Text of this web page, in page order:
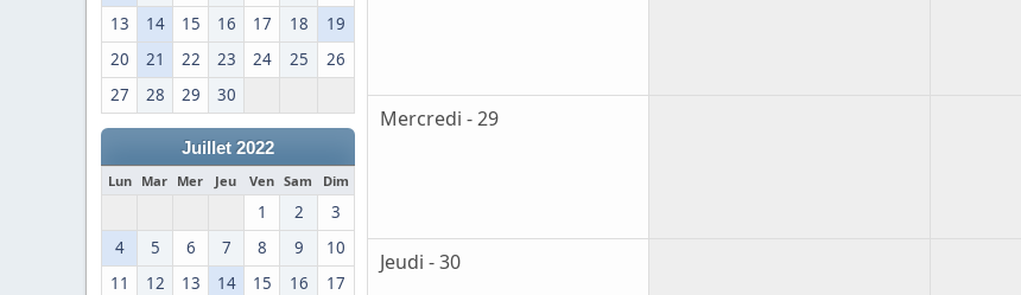
13
14 15 16 17 18
19
20
21 22 23 24 25
26
27
28 29 30
Juillet 2022
Lun Mar Mer Jeu Ven Sam Dim
1 2
3
4
5 6 7 8 9
10
11
12 13 14 15 16
17
Mercredi - 29
Jeudi - 30